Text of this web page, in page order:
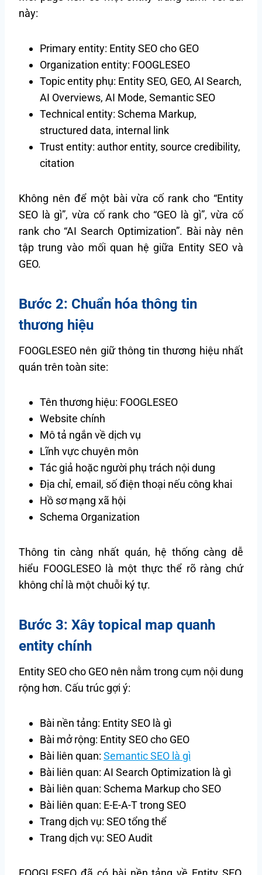
này:
Primary entity: Entity SEO cho GEO
Organization entity: FOOGLESEO
Topic entity phụ: Entity SEO, GEO, AI Search,
AI Overviews, AI Mode, Semantic SEO
Technical entity: Schema Markup,
structured data, internal link
Trust entity: author entity, source credibility,
citation
Không nên để một bài vừa cố rank cho “Entity
SEO là gì”, vừa cố rank cho “GEO là gì”, vừa cố
rank cho “AI Search Optimization”. Bài này nên
tập trung vào mối quan hệ giữa Entity SEO và
GEO.
Bước 2: Chuẩn hóa thông tin
thương hiệu
FOOGLESEO nên giữ thông tin thương hiệu nhất
quán trên toàn site:
Tên thương hiệu: FOOGLESEO
Website chính
Mô tả ngắn về dịch vụ
Lĩnh vực chuyên môn
Tác giả hoặc người phụ trách nội dung
Địa chỉ, email, số điện thoại nếu công khai
Hồ sơ mạng xã hội
Schema Organization
Thông tin càng nhất quán, hệ thống càng dễ
hiểu FOOGLESEO là một thực thể rõ ràng chứ
không chỉ là một chuỗi ký tự.
Bước 3: Xây topical map quanh
entity chính
Entity SEO cho GEO nên nằm trong cụm nội dung
rộng hơn. Cấu trúc gợi ý:
Bài nền tảng: Entity SEO là gì
Bài mở rộng: Entity SEO cho GEO
Bài liên quan: Semantic SEO là gì
Bài liên quan: AI Search Optimization là gì
Bài liên quan: Schema Markup cho SEO
Bài liên quan: E-E-A-T trong SEO
Trang dịch vụ: SEO tổng thể
Trang dịch vụ: SEO Audit